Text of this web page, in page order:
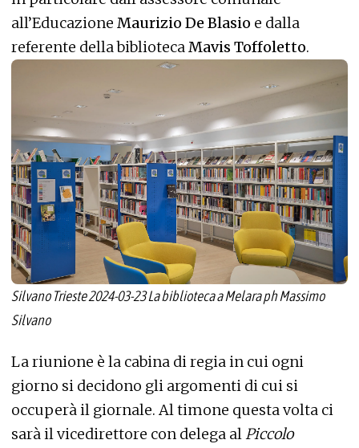
all’Educazione Maurizio De Blasio e dalla
referente della bibliotecaMavis Toffoletto.
Silvano Trieste 2024-03-23 La biblioteca a Melara ph Massimo
Silvano
La riunione è la cabina di regia in cui ogni
giorno si decidono gli argomenti di cui si
occuperà il giornale. Al timone questa volta ci
sarà il vicedirettore con delega alPiccolo